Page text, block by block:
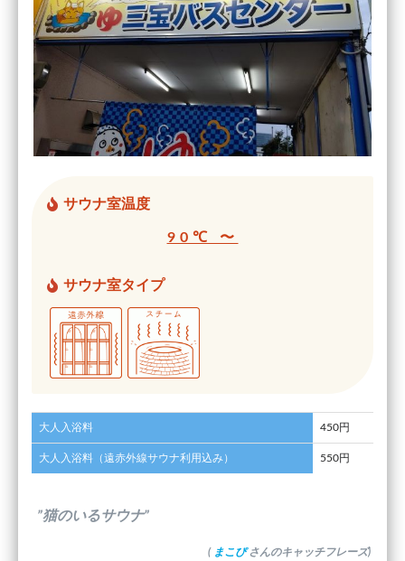
サウナ室温度
90℃ 〜
サウナ室タイプ
大人入浴料 450円
大人入浴料（遠赤外線サウナ利用込み） 550円
”猫のいるサウナ”
( まこぴ さんのキャッチフレーズ)